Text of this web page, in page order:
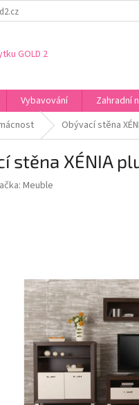
GOLD 2
Vybavování Zahradní
Obývací stěna
stěna XÉNIA
Meuble